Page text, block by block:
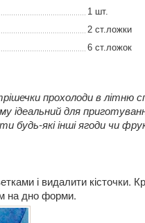
1 шт.
2 ст.ложки
6 ст.ложок
прохолоди в літню
ідеальний для
будь-які інші ягоди чи
і видалити кісточки.
на дно форми.